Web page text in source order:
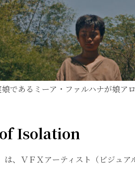
であるミーア・ファルハナが娘ア
Isolation
、ＶＦＸアーティスト（ビジュア